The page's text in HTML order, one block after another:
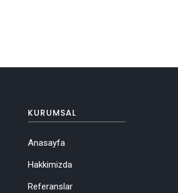
KURUMSAL
Anasayfa
Hakkimizda
Referanslar